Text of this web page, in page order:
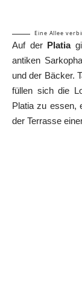
Eine Allee
Auf der Platia
antiken
und der Bäcker.
füllen sich die
Platia zu essen,
der Terrasse